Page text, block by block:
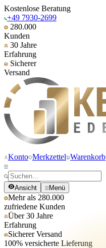
Kostenlose Beratung
+49 7930-2699
280.000
Kunden
30 Jahre
Erfahrung
Sicherer
Versand
Konto Merkzettel Warenkorb
Ansicht Menü
Mehr als 280.000
zufriedene Kunden
Über 30 Jahre
Erfahrung
Sicherer Versand
100% versicherte Lieferung